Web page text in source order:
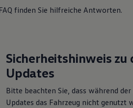
finden Sie hilfreiche Antworten.
Sicherheitshinweis
Updates
Bitte beachten Sie, dass während
Updates das Fahrzeug nicht genutzt